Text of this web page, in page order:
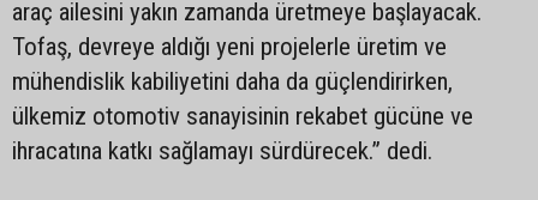
araç ailesini yakın zamanda üretmeye başlayacak.
Tofaş, devreye aldığı yeni projelerle üretim ve
mühendislik kabiliyetini daha da güçlendirirken,
ülkemiz otomotiv sanayisinin rekabet gücüne ve
ihracatına katkı sağlamayı sürdürecek.” dedi.